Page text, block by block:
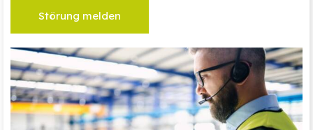
Störung melden